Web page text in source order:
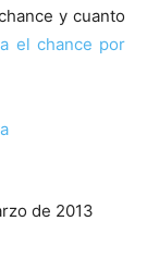
y cuanto
el chance por
de 2013